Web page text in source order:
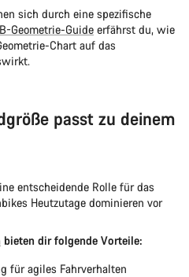
sich durch eine spezifische
Geometrie-Guide erfährst du, wie
Chart auf das
passt zu deinem
entscheidende Rolle für das
Heutzutage dominieren vor
bieten dir folgende Vorteile:
für agiles Fahrverhalten